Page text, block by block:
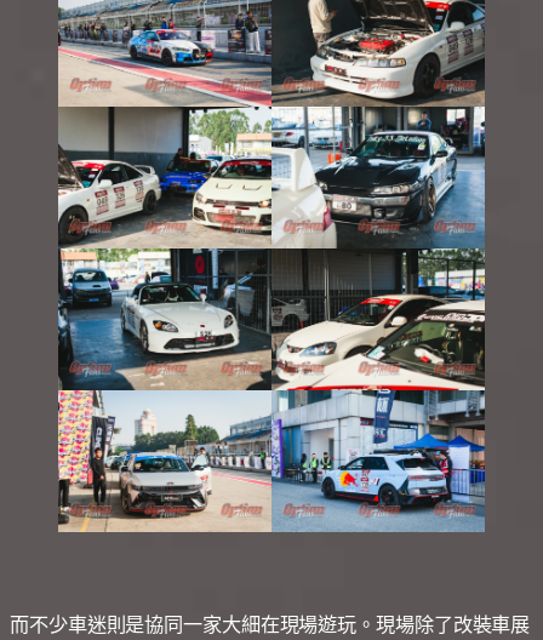
而不少車迷則是協同一家大細在現場遊玩。現場除了改裝車展